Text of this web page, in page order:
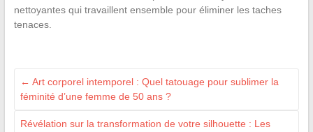
nettoyantes qui travaillent ensemble pour éliminer les taches
tenaces.
← Art corporel intemporel : Quel tatouage pour sublimer la
féminité d’une femme de 50 ans ?
Révélation sur la transformation de votre silhouette : Les